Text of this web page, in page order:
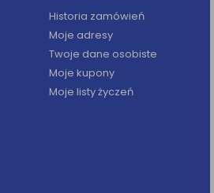
Historia zamówień
Moje adresy
Twoje dane osobiste
Moje kupony
Moje listy życzeń